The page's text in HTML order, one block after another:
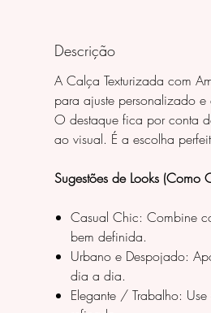
Descrição
A Calça Texturizada com
para ajuste personalizado
O destaque fica por conta
ao visual. É a escolha
Sugestões de Looks (Como
Casual Chic: Combine
bem definida.
Urbano e Despojado:
dia a dia.
Elegante / Trabalho: